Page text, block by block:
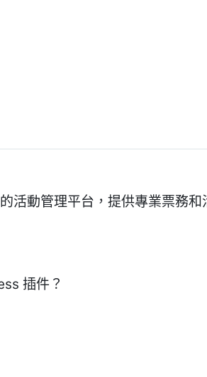
活動管理平台，提供專業票務和
插件？